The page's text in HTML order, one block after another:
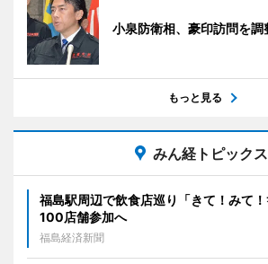
小泉防衛相、豪印訪問を調
もっと見る
みん経トピックス
福島駅周辺で飲食店巡り「きて！みて
100店舗参加へ
福島経済新聞